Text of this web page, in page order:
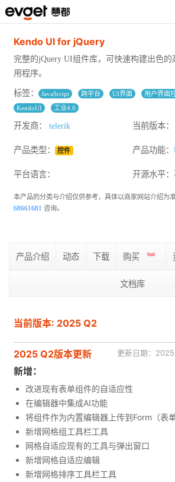
Kendo UI for jQuery
完整的jQuery UI组件库，可快速构建出色的
用程序。
标签： JavaScript 跨平台 UI界面 用户界面
KendoUI
工业4.0
开发商： telerik 当前版本：
产品类型： 控件 产品功能：
平台语言： 开源水平：
本产品的分类与介绍仅供参考，具体以商家网站介绍为
68661681 咨询。
产品介绍 动态 下载 购买 hot
文档库
当前版本: 2025 Q2
2025 Q2版本更新 更新日期：
新增：
改进现有表单组件的自适应性
在编辑器中集成AI功能
将组件作为内置编辑器上传到Form（表单
新增网格组工具栏工具
网格自适应现有的工具与弹出窗口
新增网格自适应编辑
新增网格排序工具栏工具